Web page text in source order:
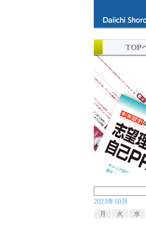
TOP
索:
2023年10月
月
火 水